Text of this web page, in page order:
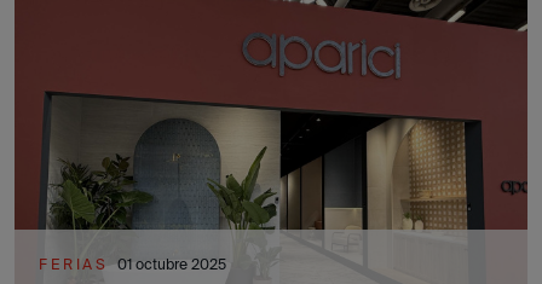
FERIAS 01 octubre 2025